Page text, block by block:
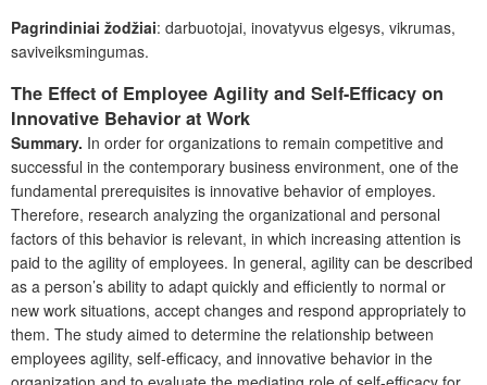
Pagrindiniai žodžiai: darbuotojai, inovatyvus elgesys, vikrumas,
saviveiksmingumas.
The Effect of Employee Agility and Self-Efficacy on
Innovative Behavior at Work
Summary. In order for organizations to remain competitive and
successful in the contemporary business environment, one of the
fundamental prerequisites is innovative behavior of employes.
Therefore, research analyzing the organizational and personal
factors of this behavior is relevant, in which increasing attention is
paid to the agility of employees. In general, agility can be described
as a person’s ability to adapt quickly and efficiently to normal or
new work situations, accept changes and respond appropriately to
them. The study aimed to determine the relationship between
employees agility, self-efficacy, and innovative behavior in the